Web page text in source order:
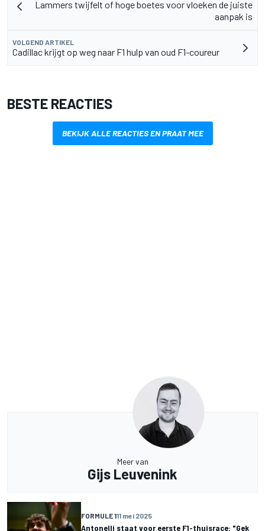
Lammers twijfelt of hoge boetes voor vloeken de juiste
aanpak is
VOLGEND ARTIKEL
Cadillac krijgt op weg naar F1 hulp van oud F1-coureur
BESTE REACTIES
BEKIJK ALLE REACTIES EN PRAAT MEE
Meer van
Gijs Leuvenink
FORMULE 111 mei 2025
Antonelli staat voor eerste F1-thuisrace: "Gek